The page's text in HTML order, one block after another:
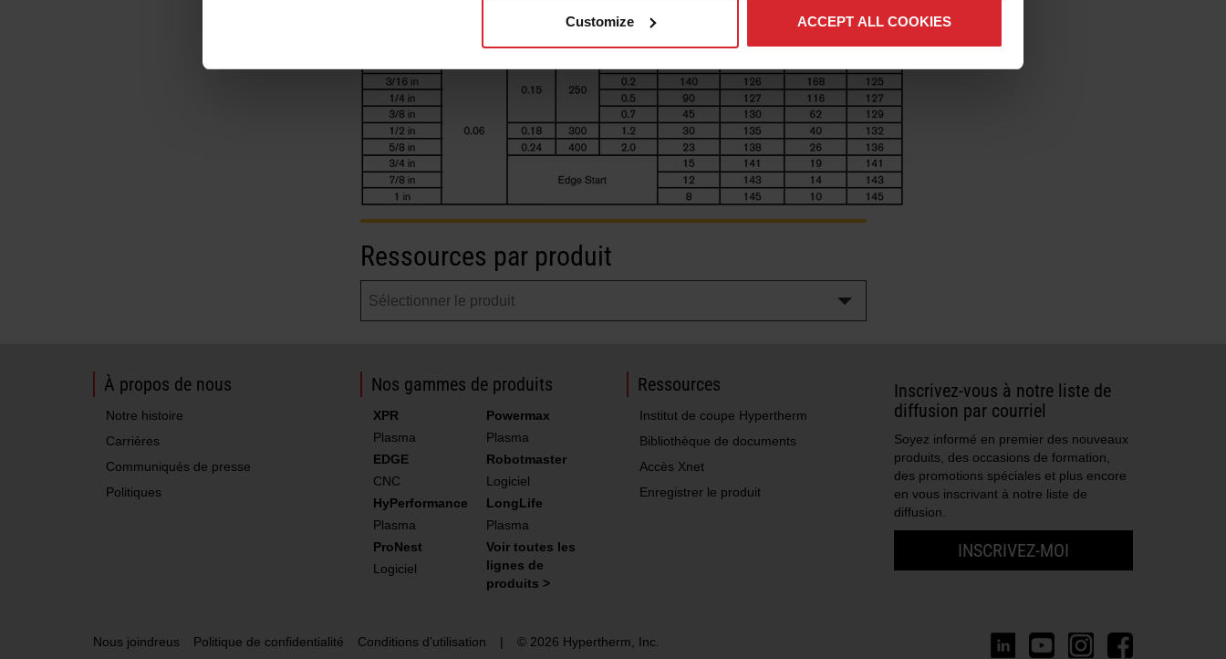
Customize ACCEPT ALL COOKIES
Ressources par produit
À propos de nous
Notre histoire
Carrières
Communiqués de presse
Politiques
Nos gammes de produits
XPR
Plasma
Powermax
Plasma
EDGE
CNC
Robotmaster
Logiciel
HyPerformance
Plasma
LongLife
Plasma
ProNest
Logiciel
Voir toutes les
lignes de
produits >
Ressources
Institut de coupe Hypertherm
Bibliothèque de documents
Accès Xnet
Enregistrer le produit
Inscrivez-vous à notre liste de
diffusion par courriel
Soyez informé en premier des nouveaux
produits, des occasions de formation,
des promotions spéciales et plus encore
en vous inscrivant à notre liste de
diffusion.
INSCRIVEZ-MOI
Nous joindreus Politique de confidentialité Conditions d’utilisation | © 2026 Hypertherm, Inc.